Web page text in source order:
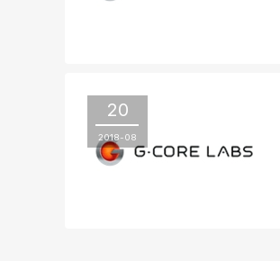
20
2018-08